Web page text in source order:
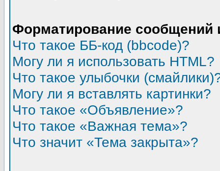
Форматирование сообщений
Что такое ББ-код (bbcode)?
Могу ли я использовать HTML?
Что такое улыбочки
Могу ли я вставлять картинки?
Что такое «Объявление»?
Что такое «Важная тема»?
Что значит «Тема закрыта»?